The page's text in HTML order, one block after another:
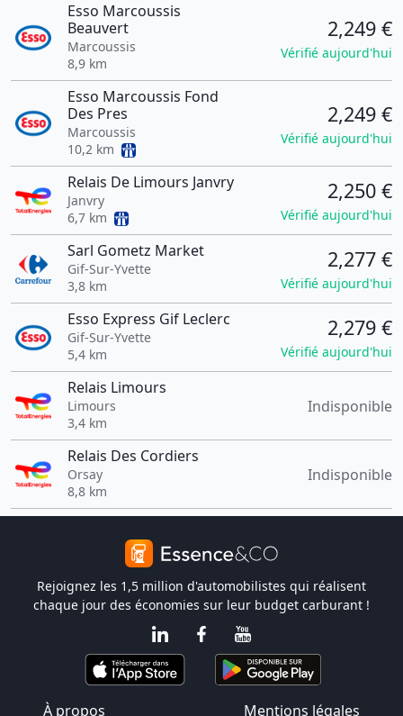
Esso Marcoussis
Beauvert
Marcoussis
8,9 km
2,249 €
Vérifié aujourd'hui
Esso Marcoussis Fond
Des Pres
Marcoussis
10,2 km
2,249 €
Vérifié aujourd'hui
Relais De Limours Janvry
Janvry
6,7 km
2,250 €
Vérifié aujourd'hui
Sarl Gometz Market
Gif-Sur-Yvette
3,8 km
2,277 €
Vérifié aujourd'hui
Esso Express Gif Leclerc
Gif-Sur-Yvette
5,4 km
2,279 €
Vérifié aujourd'hui
Relais Limours
Limours
3,4 km
Indisponible
Relais Des Cordiers
Orsay
8,8 km
Indisponible
Rejoignez les 1,5 million d'automobilistes qui réalisent
chaque jour des économies sur leur budget carburant !
À propos Mentions légales